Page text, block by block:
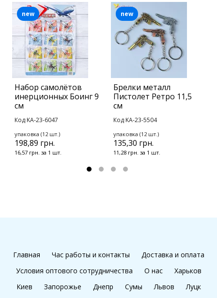
Набор самолётов
инерционных Боинг 9
см
Код KA-23-6047
упаковка (12 шт.)
198,89 грн.
16,57 грн. за 1 шт.
new
Брелки металл
Пистолет Ретро 11,5
см
Код KA-23-5504
упаковка (12 шт.)
135,30 грн.
11,28 грн. за 1 шт.
new
Главная Час работы и контакты
Доставка и оплата
Условия оптового сотрудничества
О нас
Харьков
Киев
Запорожье Днепр Сумы Львов
Луцк